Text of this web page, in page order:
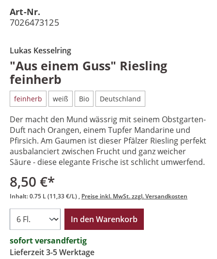
Art-Nr.
7026473125
Lukas Kesselring
"Aus einem Guss" Riesling
feinherb
feinherb weiß Bio Deutschland
Der macht den Mund wässrig mit seinem Obstgarten-
Duft nach Orangen, einem Tupfer Mandarine und
Pfirsich. Am Gaumen ist dieser Pfälzer Riesling perfekt
ausbalanciert zwischen Frucht und ganz weicher
Säure - diese elegante Frische ist schlicht umwerfend.
8,50 €*
Inhalt:0.75 L(11,33 €/L) Preise inkl. MwSt. zzgl. Versandkosten
In den Warenkorb
sofort versandfertig
Lieferzeit 3-5 Werktage